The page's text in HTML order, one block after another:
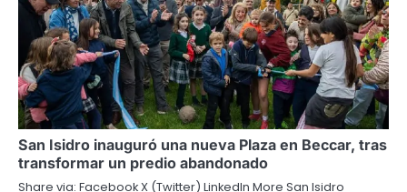
San Isidro inauguró una nueva Plaza en Beccar, tras
transformar un predio abandonado
Share via: Facebook X (Twitter) LinkedIn More San Isidro